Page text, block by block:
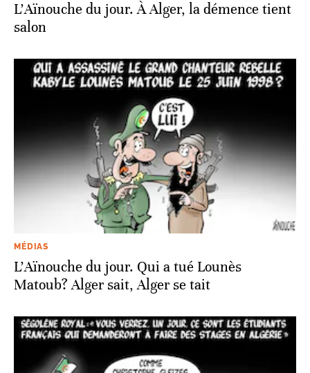
L’Aïnouche du jour. À Alger, la démence tient
salon
MÉDIAS
L’Aïnouche du jour. Qui a tué Lounès
Matoub? Alger sait, Alger se tait